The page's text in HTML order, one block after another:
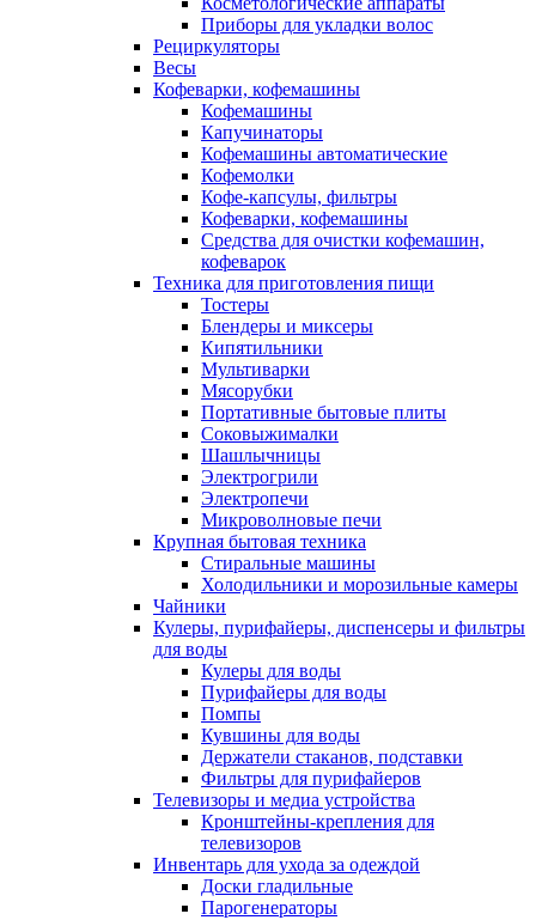
Приборы для укладки волос
Рециркуляторы
Весы
Кофеварки, кофемашины
Кофемашины
Капучинаторы
Кофемашины автоматические
Кофемолки
Кофе-капсулы, фильтры
Кофеварки, кофемашины
Средства для очистки кофемашин,
кофеварок
Техника для приготовления пищи
Тостеры
Блендеры и миксеры
Кипятильники
Мультиварки
Мясорубки
Портативные бытовые плиты
Соковыжималки
Шашлычницы
Электрогрили
Электропечи
Микроволновые печи
Крупная бытовая техника
Стиральные машины
Холодильники и морозильные камеры
Чайники
Кулеры, пурифайеры, диспенсеры и фильтры
для воды
Кулеры для воды
Пурифайеры для воды
Помпы
Кувшины для воды
Держатели стаканов, подставки
Фильтры для пурифайеров
Телевизоры и медиа устройства
Кронштейны-крепления для
телевизоров
Инвентарь для ухода за одеждой
Доски гладильные
Парогенераторы